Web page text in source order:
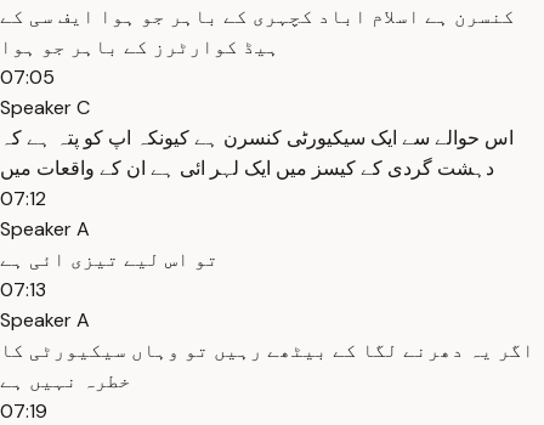
کنسرن ہے اسلام اباد کچہری کے باہر جو ہوا ایف سی کے
ہیڈ کوارٹرز کے باہر جو ہوا
07:05
Speaker C
اس حوالے سے ایک سیکیورٹی کنسرن ہے کیونکہ اپ کو پتہ ہے کہ
دہشت گردی کے کیسز میں ایک لہر ائی ہے ان کے واقعات میں
07:12
Speaker A
تو اس لیے تیزی ائی ہے
07:13
Speaker A
اگر یہ دھرنے لگا کے بیٹھے رہیں تو وہاں سیکیورٹی کا
خطرہ نہیں ہے
07:19